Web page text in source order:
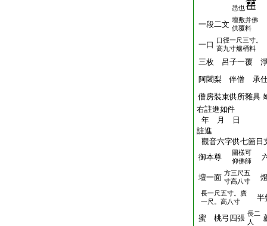
悉也
一段二文 壇敷并佛
供覆料
一口 口徑一尺三寸。
高九寸爐桶料
三枚 呂子一覆
阿闍梨 伴僧 承
僧房裝束供所雜具
右註進如件
年 月 日
註進
觀音六字供七箇日
御本尊
圖樣可
仰佛師
壇一面 方三尺五
寸高八寸
長一尺五寸。廣
一尺。高八寸
半
蜜 桃弓四張 長二
人